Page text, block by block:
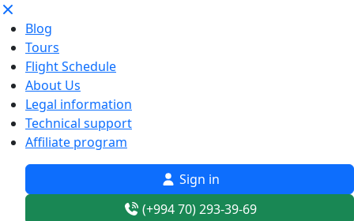
Blog
Tours
Flight Schedule
About Us
Legal information
Technical support
Affiliate program
Sign in
(+994 70) 293-39-69